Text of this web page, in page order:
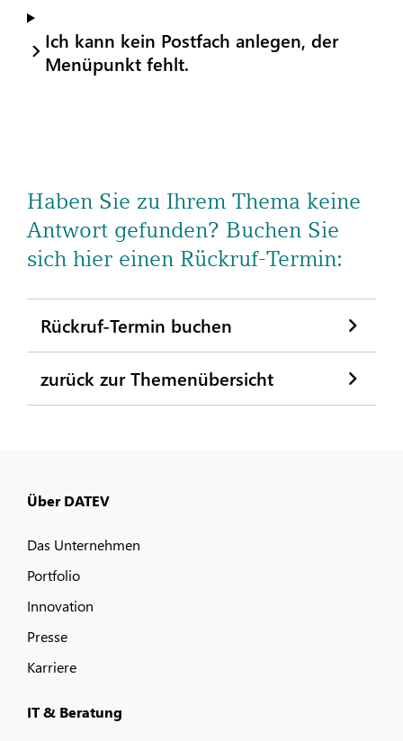
Ich kann kein Postfach anlegen, der
Menüpunkt fehlt.
Haben Sie zu Ihrem Thema keine
Antwort gefunden? Buchen Sie
sich hier einen Rückruf-Termin:
Rückruf-Termin buchen
zurück zur Themenübersicht
Über DATEV
Das Unternehmen
Portfolio
Innovation
Presse
Karriere
IT & Beratung